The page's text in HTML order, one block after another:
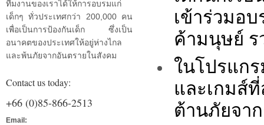
ทีมงานของเราได้ให้การอบรมแก่
เด็กๆ ทั่วประเทศกว่า 200,000 คน
เพื่อเป็นการป้องกันเด็ก ซึ่งเป็น
อนาคตของประเทศให้อยู่ห่างไกล
และพ้นภัยจากอันตรายในสังคม
Contact us today:
+66 (0)85-866-2513
Email:
เข้าร่วมอ
ค้ามนุษย์ ร
ในโปรแก
และเกมส์
ต้านภัยจา